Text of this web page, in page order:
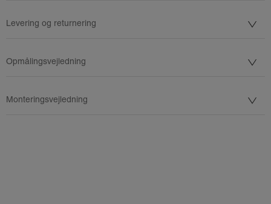
Levering og returnering
Opmålingsvejledning
Monteringsvejledning